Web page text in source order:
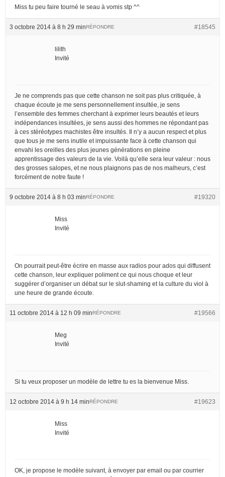
Miss tu peu faire tourné le seau à vomis stp ^^
3 octobre 2014 à 8 h 29 min #18545
RÉPONDRE
lilith
Invité
Je ne comprends pas que cette chanson ne soit pas plus critiquée, à
chaque écoute je me sens personnellement insultée, je sens
l’ensemble des femmes cherchant à exprimer leurs beautés et leurs
indépendances insultées, je sens aussi des hommes ne répondant pas
à ces stéréotypes machistes être insultés. Il n’y a aucun respect et plus
que tous je me sens inutile et impuissante face à cette chanson qui
envahi les oreilles des plus jeunes générations en pleine
apprentissage des valeurs de la vie. Voilà qu’elle sera leur valeur : nous
des grosses salopes, et ne nous plaignons pas de nos malheurs, c’est
forcément de notre faute !
9 octobre 2014 à 8 h 03 min #19320
RÉPONDRE
Miss
Invité
On pourrait peut-être écrire en masse aux radios pour ados qui diffusent
cette chanson, leur expliquer poliment ce qui nous choque et leur
suggérer d’organiser un débat sur le slut-shaming et la culture du viol à
une heure de grande écoute.
11 octobre 2014 à 12 h 09 min #19566
RÉPONDRE
Meg
Invité
Si tu veux proposer un modèle de lettre tu es la bienvenue Miss.
12 octobre 2014 à 9 h 14 min #19623
RÉPONDRE
Miss
Invité
OK, je propose le modèle suivant, à envoyer par email ou par courrier